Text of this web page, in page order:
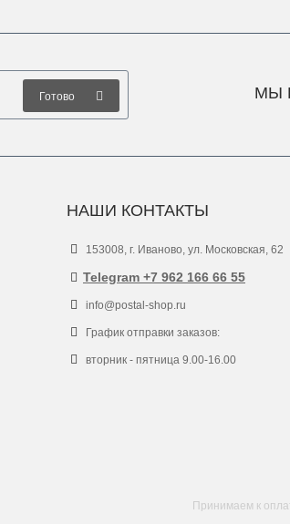
Готово МЫ
НАШИ КОНТАКТЫ
153008, г. Иваново, ул. Московская, 62
Telegram +7 962 166 66 55
info@postal-shop.ru
График отправки заказов:
вторник - пятница 9.00-16.00
Принимаем к